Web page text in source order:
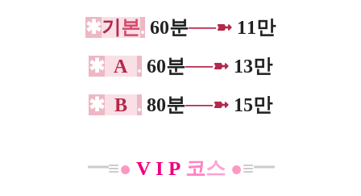
✱기 본. 60분──➼ 11만
✱ A . 60분──➼ 13만
✱ B . 80분──➼ 15만
━≡● V I P 코스 ●≡━